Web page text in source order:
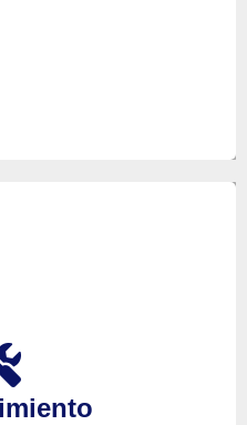
ocasional
nuestro servicio técnico
a nuestros mejores